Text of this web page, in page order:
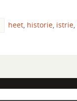
heet, historie, istrie,